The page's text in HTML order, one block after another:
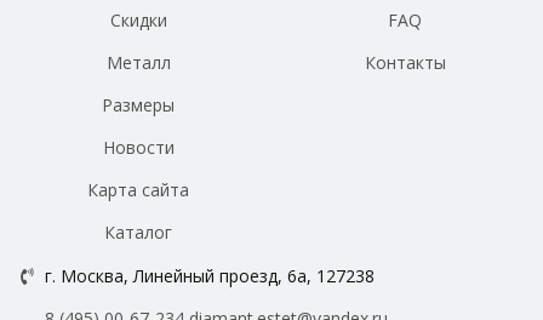
Скидки
Металл
Размеры
Новости
FAQ
Контакты
Карта сайта
Каталог
г. Москва, Линейный проезд, 6а, 127238